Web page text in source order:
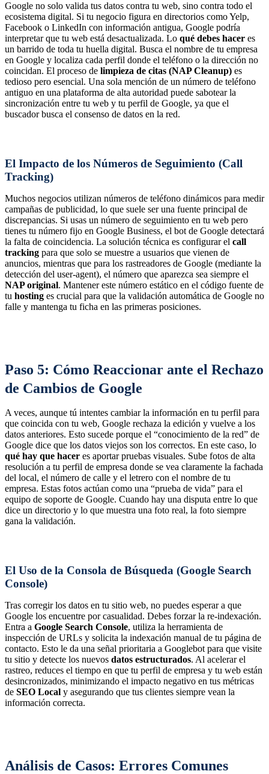
Google no solo valida tus datos contra tu web, sino contra todo el
ecosistema digital. Si tu negocio figura en directorios como Yelp,
Facebook o LinkedIn con información antigua, Google podría
interpretar que tu web está desactualizada. Lo qué debes hacer es
un barrido de toda tu huella digital. Busca el nombre de tu empresa
en Google y localiza cada perfil donde el teléfono o la dirección no
coincidan. El proceso de limpieza de citas (NAP Cleanup) es
tedioso pero esencial. Una sola mención de un número de teléfono
antiguo en una plataforma de alta autoridad puede sabotear la
sincronización entre tu web y tu perfil de Google, ya que el
buscador busca el consenso de datos en la red.
El Impacto de los Números de Seguimiento (Call
Tracking)
Muchos negocios utilizan números de teléfono dinámicos para medir
campañas de publicidad, lo que suele ser una fuente principal de
discrepancias. Si usas un número de seguimiento en tu web pero
tienes tu número fijo en Google Business, el bot de Google detectará
la falta de coincidencia. La solución técnica es configurar el call
tracking para que solo se muestre a usuarios que vienen de
anuncios, mientras que para los rastreadores de Google (mediante la
detección del user-agent), el número que aparezca sea siempre el
NAP original. Mantener este número estático en el código fuente de
tu hosting es crucial para que la validación automática de Google no
falle y mantenga tu ficha en las primeras posiciones.
Paso 5: Cómo Reaccionar ante el Rechazo
de Cambios de Google
A veces, aunque tú intentes cambiar la información en tu perfil para
que coincida con tu web, Google rechaza la edición y vuelve a los
datos anteriores. Esto sucede porque el “conocimiento de la red” de
Google dice que los datos viejos son los correctos. En este caso, lo
qué hay que hacer es aportar pruebas visuales. Sube fotos de alta
resolución a tu perfil de empresa donde se vea claramente la fachada
del local, el número de calle y el letrero con el nombre de tu
empresa. Estas fotos actúan como una “prueba de vida” para el
equipo de soporte de Google. Cuando hay una disputa entre lo que
dice un directorio y lo que muestra una foto real, la foto siempre
gana la validación.
El Uso de la Consola de Búsqueda (Google Search
Console)
Tras corregir los datos en tu sitio web, no puedes esperar a que
Google los encuentre por casualidad. Debes forzar la re-indexación.
Entra a Google Search Console, utiliza la herramienta de
inspección de URLs y solicita la indexación manual de tu página de
contacto. Esto le da una señal prioritaria a Googlebot para que visite
tu sitio y detecte los nuevos datos estructurados. Al acelerar el
rastreo, reduces el tiempo en que tu perfil de empresa y tu web están
desincronizados, minimizando el impacto negativo en tus métricas
de SEO Local y asegurando que tus clientes siempre vean la
información correcta.
Análisis de Casos: Errores Comunes